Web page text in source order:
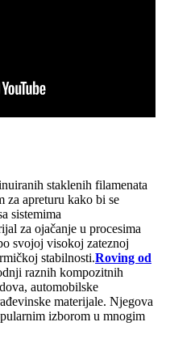
staklenih filamenata
za apreturu kako bi se
sistemima
za ojačanje u procesima
svojoj visokoj zateznoj
stabilnosti.Roving od
raznih kompozitnih
automobilske
materijale. Njegova
izborom u mnogim